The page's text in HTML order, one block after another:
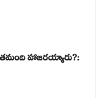
హాజరయ్యారు?: